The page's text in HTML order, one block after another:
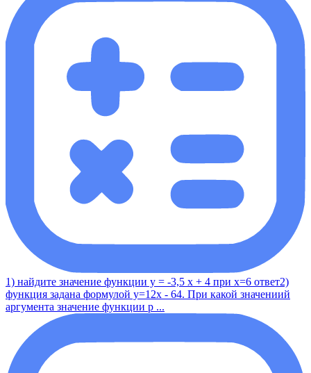
1) найдите значение функции у = -3,5 x + 4 при x=6 ответ2)
функция задана формулой y=12x - 64. При какой значениий
аргумента значение функции р ...